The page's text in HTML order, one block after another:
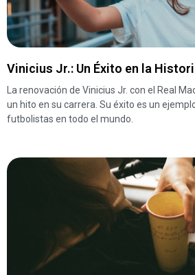
Vinicius Jr.: Un Éxito en la
La renovación de Vinicius Jr. con el Real
un hito en su carrera. Su éxito es un
futbolistas en todo el mundo.